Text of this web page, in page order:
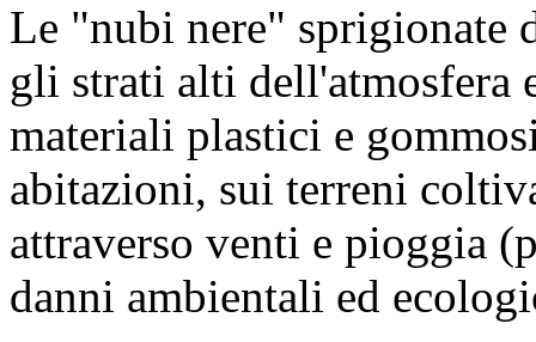
Le "nubi nere" sprigionate
gli strati alti dell'atmosfera
materiali plastici e
abitazioni, sui terreni
attraverso venti e pioggia
danni ambientali ed